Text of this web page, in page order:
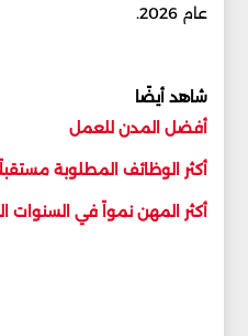
عام 2026.
شاهد أيضًا
أفضل المدن للعمل
أكثر الوظائف المطلوبة
أكثر المهن نمواً في السنوات